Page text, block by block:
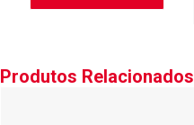
Produtos Relacionados